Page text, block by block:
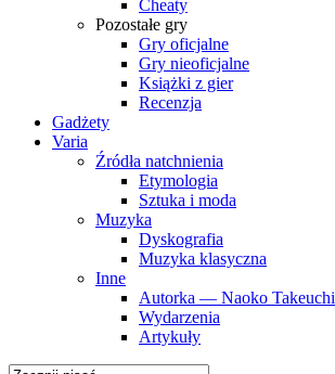
Cheaty
Pozostałe gry
Gry oficjalne
Gry nieoficjalne
Książki z gier
Recenzja
Gadżety
Varia
Źródła natchnienia
Etymologia
Sztuka i moda
Muzyka
Dyskografia
Muzyka klasyczna
Inne
Autorka — Naoko Takeuchi
Wydarzenia
Artykuły